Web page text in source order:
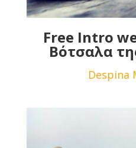
Free Intro
Βότσαλα
Despina